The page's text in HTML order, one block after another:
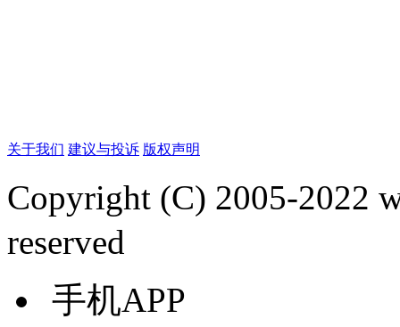
关于我们 建议与投诉 版权声明
Copyright (C) 2005-2022
reserved
手机APP